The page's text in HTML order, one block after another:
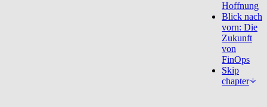
Hoffnung
Blick nach
vorn: Die
Zukunft
von
FinOps
Skip
chapter